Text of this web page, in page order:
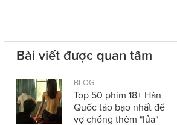
Bài viết được quan tâm
BLOG
Top 50 phim 18+ Hàn
Quốc táo bạo nhất để
vợ chồng thêm "lửa"